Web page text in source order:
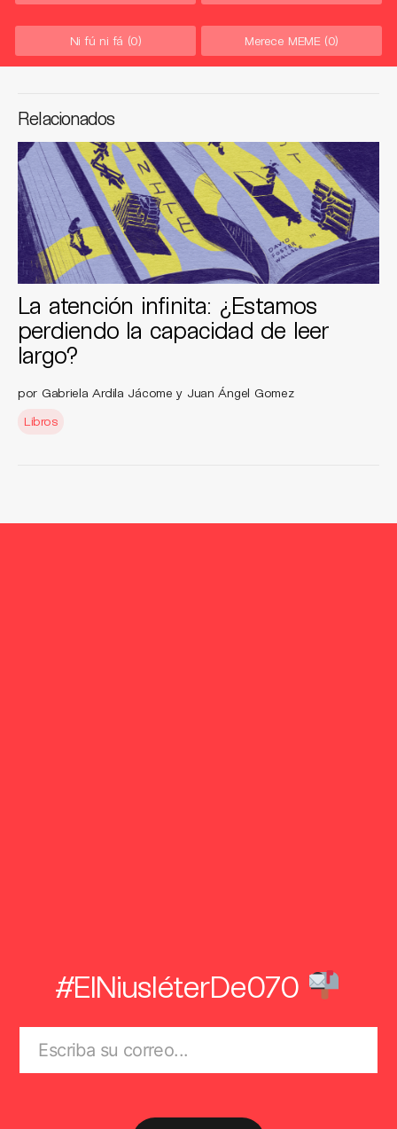
Ni fú ni fá (0) Merece MEME (0)
Relacionados
La atención infinita: ¿Estamos
perdiendo la capacidad de leer
largo?
por Gabriela Ardila Jácome y Juan Ángel Gomez
Libros
#ElNiusléterDe070